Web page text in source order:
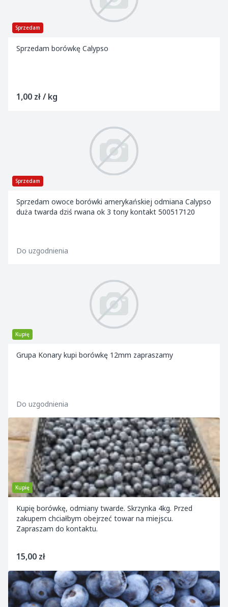
Sprzedam
Sprzedam borówkę Calypso
1,00 zł / kg
Sprzedam
Sprzedam owoce borówki amerykańskiej odmiana Calypso
duża twarda dziś rwana ok 3 tony kontakt 500517120
Do uzgodnienia
Kupię
Grupa Konary kupi borówkę 12mm zapraszamy
Do uzgodnienia
Kupię
Kupię borówkę, odmiany twarde. Skrzynka 4kg. Przed
zakupem chciałbym obejrzeć towar na miejscu.
Zapraszam do kontaktu.
15,00 zł